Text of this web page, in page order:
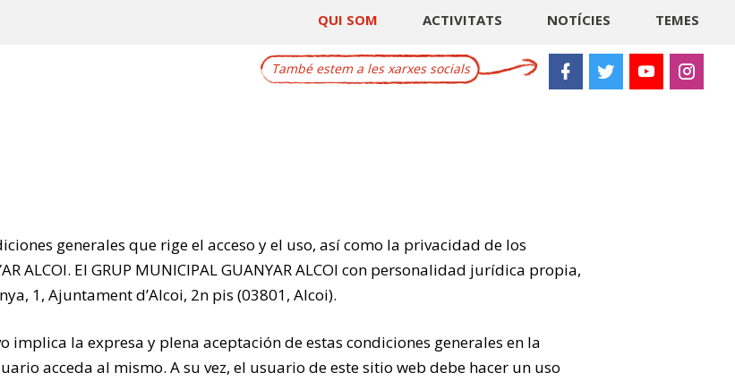
QUI SOM ACTIVITATS NOTÍCIES TEMES
També estem a les xarxes socials
generales que rige el acceso y el uso, así como la privacidad de los
ALCOI. El GRUP MUNICIPAL GUANYAR ALCOI con personalidad jurídica propia,
1, Ajuntament d’Alcoi, 2n pis (03801, Alcoi).
implica la expresa y plena aceptación de estas condiciones generales en la
acceda al mismo. A su vez, el usuario de este sitio web debe hacer un uso